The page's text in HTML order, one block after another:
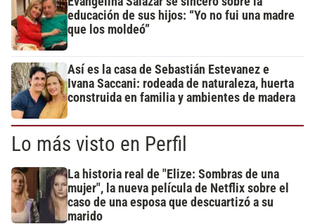
educación de sus hijos: “Yo no fui una madre
que los moldeó”
Así es la casa de Sebastián Estevanez e
Ivana Saccani: rodeada de naturaleza, huerta
construida en familia y ambientes de madera
Lo más visto en Perfil
La historia real de "Elize: Sombras de una
mujer", la nueva película de Netflix sobre el
caso de una esposa que descuartizó a su
marido